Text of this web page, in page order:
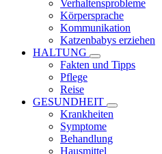
Verhaltensprobleme
Körpersprache
Kommunikation
Katzenbabys erziehen
HALTUNG
Fakten und Tipps
Pflege
Reise
GESUNDHEIT
Krankheiten
Symptome
Behandlung
Hausmittel